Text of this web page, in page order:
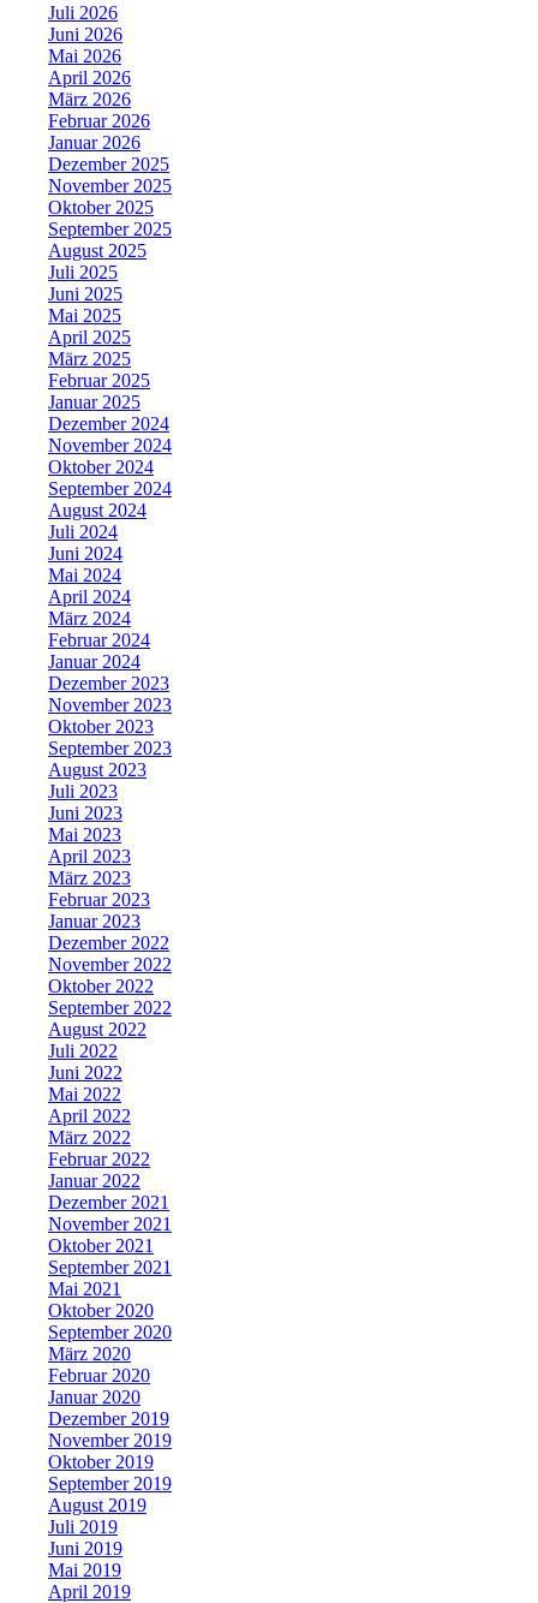
Juli 2026
Juni 2026
Mai 2026
April 2026
März 2026
Februar 2026
Januar 2026
Dezember 2025
November 2025
Oktober 2025
September 2025
August 2025
Juli 2025
Juni 2025
Mai 2025
April 2025
März 2025
Februar 2025
Januar 2025
Dezember 2024
November 2024
Oktober 2024
September 2024
August 2024
Juli 2024
Juni 2024
Mai 2024
April 2024
März 2024
Februar 2024
Januar 2024
Dezember 2023
November 2023
Oktober 2023
September 2023
August 2023
Juli 2023
Juni 2023
Mai 2023
April 2023
März 2023
Februar 2023
Januar 2023
Dezember 2022
November 2022
Oktober 2022
September 2022
August 2022
Juli 2022
Juni 2022
Mai 2022
April 2022
März 2022
Februar 2022
Januar 2022
Dezember 2021
November 2021
Oktober 2021
September 2021
Mai 2021
Oktober 2020
September 2020
März 2020
Februar 2020
Januar 2020
Dezember 2019
November 2019
Oktober 2019
September 2019
August 2019
Juli 2019
Juni 2019
Mai 2019
April 2019